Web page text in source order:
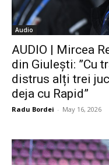
Audio
AUDIO | Mircea
din Giulești: ”Cu
distrus alți trei
deja cu Rapid”
Radu Bordei - May 16, 2026